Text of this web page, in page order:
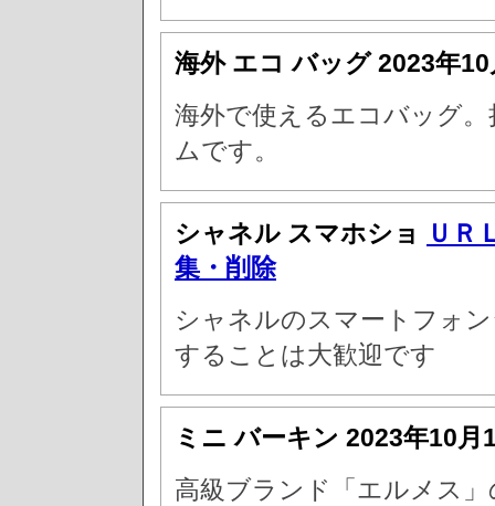
海外 エコ バッグ2023年
海外で使えるエコバッグ
ムです。
シャネル スマホショ
ＵＲ
集・削除
シャネルのスマートフォ
することは大歓迎です
ミニ バーキン 2023年10月
高級ブランド「エルメス